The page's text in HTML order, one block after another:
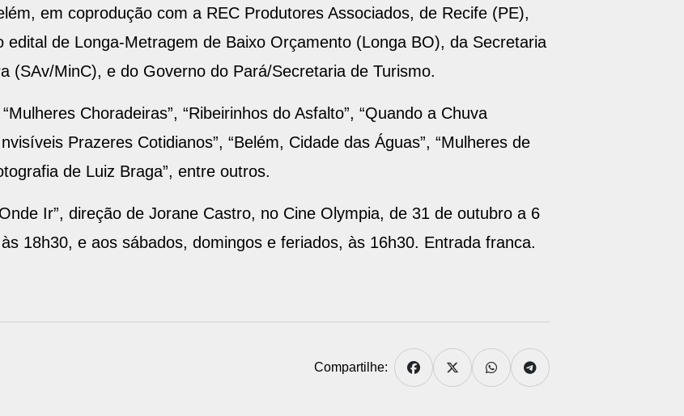
em coprodução com a REC Produtores Associados, de Recife (PE),
edital de Longa-Metragem de Baixo Orçamento (Longa BO), da Secretaria
(SAv/MinC), e do Governo do Pará/Secretaria de Turismo.
Choradeiras”, “Ribeirinhos do Asfalto”, “Quando a Chuva
Prazeres Cotidianos”, “Belém, Cidade das Águas”, “Mulheres de
de Luiz Braga”, entre outros.
Ir”, direção de Jorane Castro, no Cine Olympia, de 31 de outubro a 6
18h30, e aos sábados, domingos e feriados, às 16h30. Entrada franca.
Compartilhe: